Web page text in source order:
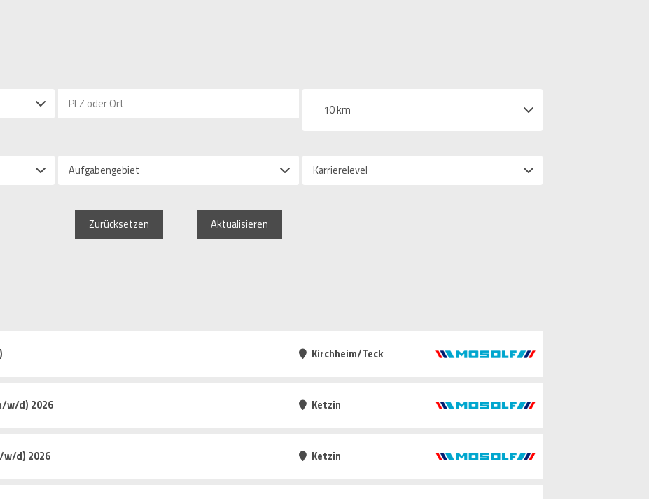
10 km
Aufgabengebiet Karrierelevel
Zurücksetzen Aktualisieren
Kirchheim/Teck
w/d) 2026 Ketzin
w/d) 2026 Ketzin